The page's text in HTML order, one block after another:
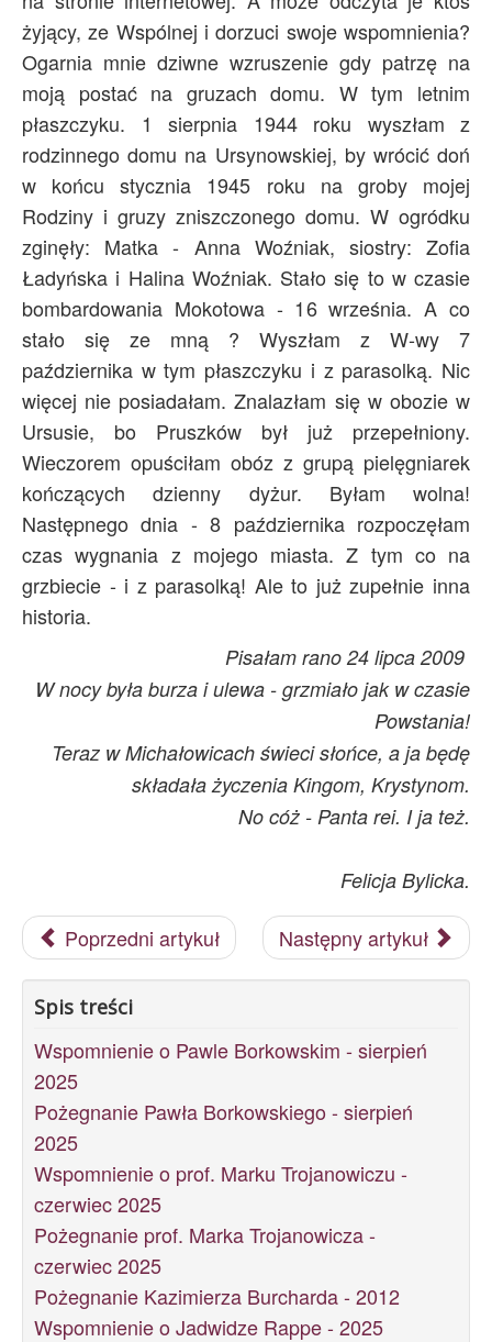
żyjący, ze Wspólnej i dorzuci swoje wspomnienia?
Ogarnia mnie dziwne wzruszenie gdy patrzę na
moją postać na gruzach domu. W tym letnim
płaszczyku. 1 sierpnia 1944 roku wyszłam z
rodzinnego domu na Ursynowskiej, by wrócić doń
w końcu stycznia 1945 roku na groby mojej
Rodziny i gruzy zniszczonego domu. W ogródku
zginęły: Matka - Anna Woźniak, siostry: Zofia
Ładyńska i Halina Woźniak. Stało się to w czasie
bombardowania Mokotowa - 16 września. A co
stało się ze mną ? Wyszłam z W-wy 7
października w tym płaszczyku i z parasolką. Nic
więcej nie posiadałam. Znalazłam się w obozie w
Ursusie, bo Pruszków był już przepełniony.
Wieczorem opuściłam obóz z grupą pielęgniarek
kończących dzienny dyżur. Byłam wolna!
Następnego dnia - 8 października rozpoczęłam
czas wygnania z mojego miasta. Z tym co na
grzbiecie - i z parasolką! Ale to już zupełnie inna
historia.
Pisałam rano 24 lipca 2009
W nocy była burza i ulewa - grzmiało jak w czasie
Powstania!
Teraz w Michałowicach świeci słońce, a ja będę
składała życzenia Kingom, Krystynom.
No cóż - Panta rei. I ja też.
Felicja Bylicka.
Poprzedni artykuł Następny artykuł
Spis treści
Wspomnienie o Pawle Borkowskim - sierpień
2025
Pożegnanie Pawła Borkowskiego - sierpień
2025
Wspomnienie o prof. Marku Trojanowiczu -
czerwiec 2025
Pożegnanie prof. Marka Trojanowicza -
czerwiec 2025
Pożegnanie Kazimierza Burcharda - 2012
Wspomnienie o Jadwidze Rappe - 2025